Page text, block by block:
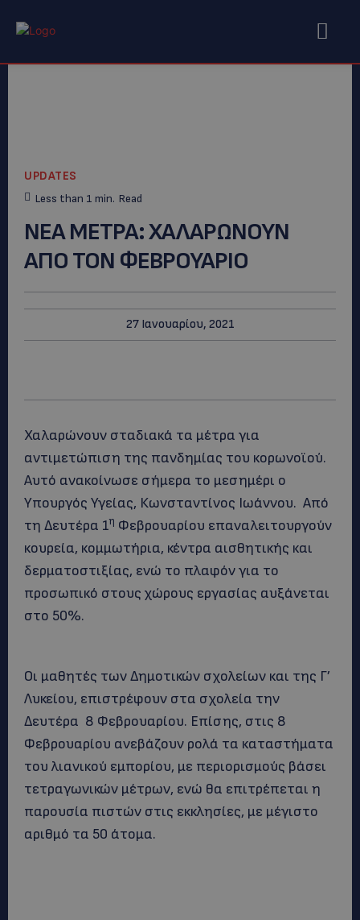
UPDATES
Less than 1 min. Read
ΝΕΑ ΜΕΤΡΑ: ΧΑΛΑΡΩΝΟΥΝ
ΑΠΟ ΤΟΝ ΦΕΒΡΟΥΑΡΙΟ
27 Ιανουαρίου, 2021
Χαλαρώνουν σταδιακά τα μέτρα για
αντιμετώπιση της πανδημίας του κορωνοϊού.
Αυτό ανακοίνωσε σήμερα το μεσημέρι ο
Υπουργός Υγείας, Κωνσταντίνος Ιωάννου. Από
τη Δευτέρα 1η Φεβρουαρίου επαναλειτουργούν
κουρεία, κομμωτήρια, κέντρα αισθητικής και
δερματοστιξίας, ενώ το πλαφόν για το
προσωπικό στους χώρους εργασίας αυξάνεται
στο 50%.
Οι μαθητές των Δημοτικών σχολείων και της Γ’
Λυκείου, επιστρέφουν στα σχολεία την
Δευτέρα 8 Φεβρουαρίου. Επίσης, στις 8
Φεβρουαρίου ανεβάζουν ρολά τα καταστήματα
του λιανικού εμπορίου, με περιορισμούς βάσει
τετραγωνικών μέτρων, ενώ θα επιτρέπεται η
παρουσία πιστών στις εκκλησίες, με μέγιστο
αριθμό τα 50 άτομα.